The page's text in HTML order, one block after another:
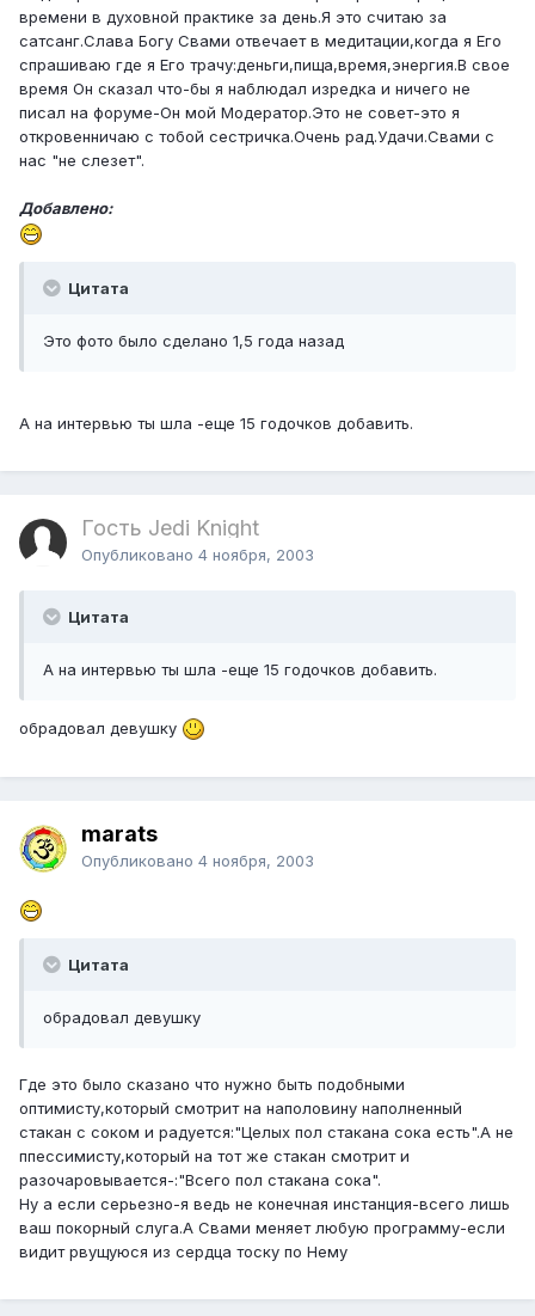
времени в духовной практике за день.Я это считаю за
сатсанг.Слава Богу Свами отвечает в медитации,когда я Его
спрашиваю где я Его трачу:деньги,пища,время,энергия.В свое
время Он сказал что-бы я наблюдал изредка и ничего не
писал на форуме-Он мой Модератор.Это не совет-это я
откровенничаю с тобой сестричка.Очень рад.Удачи.Свами с
нас "не слезет".
Добавлено:
Цитата
Это фото было сделано 1,5 года назад
А на интервью ты шла -еще 15 годочков добавить.
Гость Jedi Knight
Опубликовано 4 ноября, 2003
Цитата
А на интервью ты шла -еще 15 годочков добавить.
обрадовал девушку
marats
Опубликовано 4 ноября, 2003
Цитата
обрадовал девушку
Где это было сказано что нужно быть подобными
оптимисту,который смотрит на наполовину наполненный
стакан с соком и радуется:"Целых пол стакана сока есть".А не
ппессимисту,который на тот же стакан смотрит и
разочаровывается-:"Всего пол стакана сока".
Ну а если серьезно-я ведь не конечная инстанция-всего лишь
ваш покорный слуга.А Свами меняет любую программу-если
видит рвущуюся из сердца тоску по Нему